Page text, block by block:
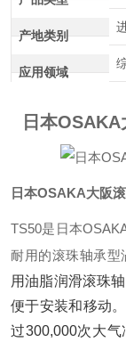
产地类别
应用领域
日本
日本OSAKA大阪
TS50是日本
耐用的滚珠轴承型
用油脂润滑滚珠
便于安装和移动
过300,000次大